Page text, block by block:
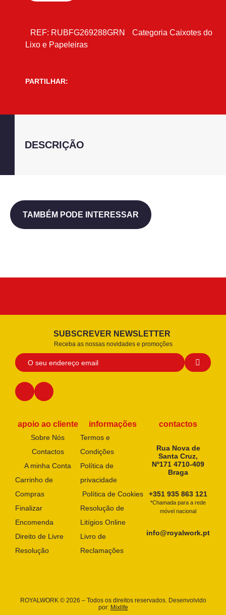
REF: RUBFG269288GRN Categoria Caixotes do
Lixo e Papeleiras
PARTILHAR:
DESCRIÇÃO
TAMBÉM PODE INTERESSAR
SUBSCREVER NEWSLETTER
Receba as nossas novidades e promoções
apoio ao cliente
Sobre Nós
Contactos
A minha Conta
Carrinho de
Compras
Finalizar
Encomenda
Direito de Livre
Resolução
informações
Termos e
Condições
Política de
privacidade
Política de Cookies
Resolução de
Litígios Online
Livro de
Reclamações
contactos
Rua Nova de
Santa Cruz,
Nº171 4710-409
Braga
+351 935 863 121
*Chamada para a rede
móvel nacional
info@royalwork.pt
ROYALWORK © 2026 – Todos os direitos reservados. Desenvolvido
por: Mixlife